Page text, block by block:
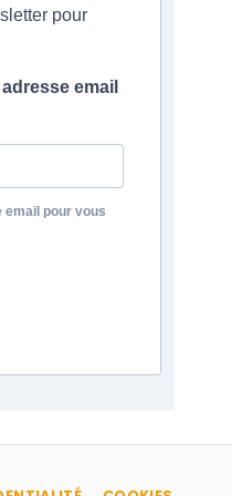
pour
email
email pour vous